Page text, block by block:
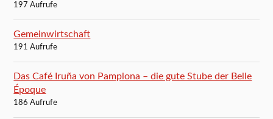
197 Aufrufe
Gemeinwirtschaft
191 Aufrufe
Das Café Iruña von Pamplona – die gute Stube der Belle
Époque
186 Aufrufe